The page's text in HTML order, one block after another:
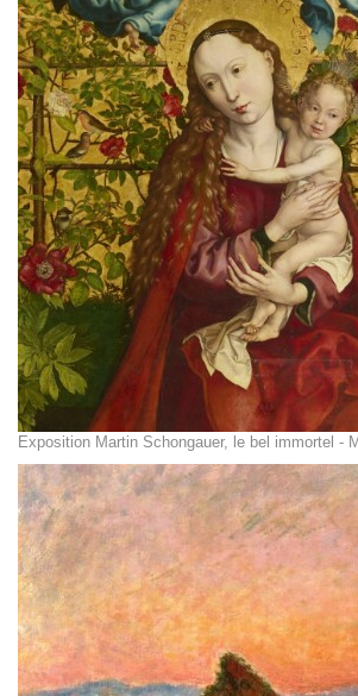
Exposition Martin Schongauer, le bel immortel -